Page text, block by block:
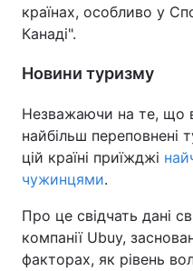
країнах, особливо у
Канаді".
Новини туризму
Незважаючи на те, що в
найбільш переповнені
цій країні приїжджі
чужинцями.
Про це свідчать дані
компанії Ubuy,
факторах, як рівень